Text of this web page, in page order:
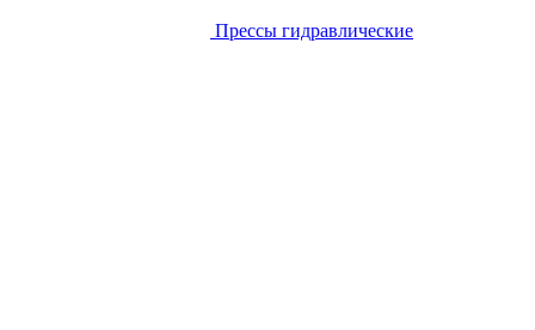
Прессы гидравлические